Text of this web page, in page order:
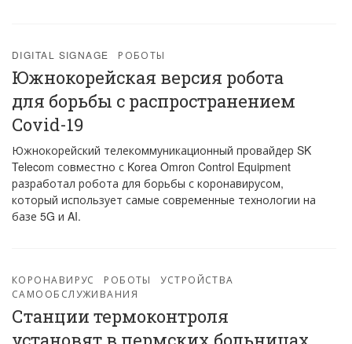
DIGITAL SIGNAGE РОБОТЫ
Южнокорейская версия робота
для борьбы с распространением
Covid-19
Южнокорейский телекоммуникационный провайдер SK
Telecom совместно с Korea Omron Control Equipment
разработал робота для борьбы с коронавирусом,
который использует самые современные технологии на
базе 5G и AI.
КОРОНАВИРУС РОБОТЫ
УСТРОЙСТВА
САМООБСЛУЖИВАНИЯ
Станции термоконтроля